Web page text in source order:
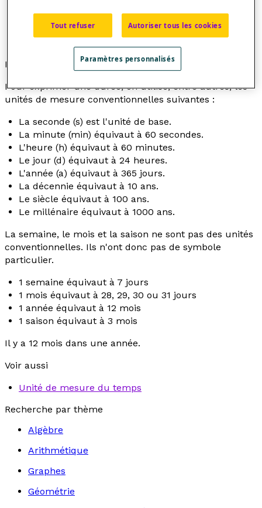
Marianne a joué au ballon durant deux heures.
Julianne a patiné durant 30 minutes.
Notations
Pour exprimer une durée, on utilise, entre autres, les
unités de mesure conventionnelles suivantes :
La seconde (s) est l'unité de base.
La minute (min) équivaut à 60 secondes.
L'heure (h) équivaut à 60 minutes.
Le jour (d) équivaut à 24 heures.
L'année (a) équivaut à 365 jours.
La décennie équivaut à 10 ans.
Le siècle équivaut à 100 ans.
Le millénaire équivaut à 1000 ans.
La semaine, le mois et la saison ne sont pas des unités
conventionnelles. Ils n'ont donc pas de symbole
particulier.
1 semaine équivaut à 7 jours
1 mois équivaut à 28, 29, 30 ou 31 jours
1 année équivaut à 12 mois
1 saison équivaut à 3 mois
Il y a 12 mois dans une année.
Voir aussi
Unité de mesure du temps
Recherche par thème
Algèbre
Arithmétique
Graphes
Géométrie
Tout refuser Autoriser tous les cookies
Paramètres personnalisés